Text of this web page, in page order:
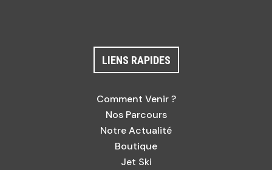
LIENS RAPIDES
Comment Venir ?
Nos Parcours
Notre Actualité
Boutique
Jet Ski